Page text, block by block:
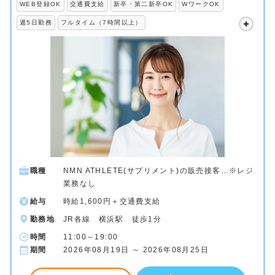
WEB登録OK 交通費支給 新卒・第二新卒OK WワークOK
週5日勤務 フルタイム（7時間以上）
職種
NMN ATHLETE(サプリメント)の販売接客…※レジ
業務なし
給与 時給1,600円＋交通費支給
勤務地 JR各線 横浜駅 徒歩1分
時間
11:00～19:00
期間
2026年08月19日 ～ 2026年08月25日